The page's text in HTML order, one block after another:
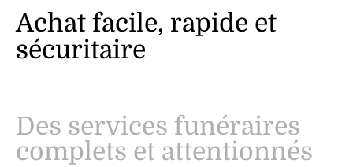
Achat facile, rapide et
sécuritaire
Des services funéraires
complets et attentionnés